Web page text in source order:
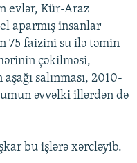
evlər, Kür-Araz
aparmış insanlar
75 faizini su ilə təmin
çəkilməsi,
salınması, 2010-
əvvəlki illərdən də
bu işlərə xərcləyib.